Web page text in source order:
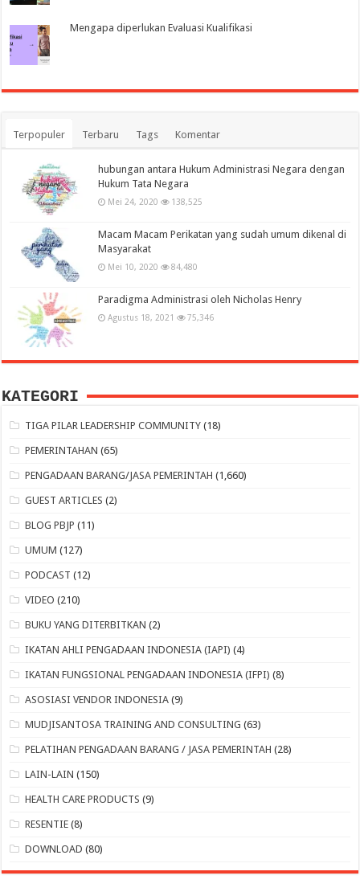
Mengapa diperlukan Evaluasi Kualifikasi
Terpopuler Terbaru Tags Komentar
hubungan antara Hukum Administrasi Negara dengan
Hukum Tata Negara
Mei 24, 2020 138,525
Macam Macam Perikatan yang sudah umum dikenal di
Masyarakat
Mei 10, 2020 84,480
Paradigma Administrasi oleh Nicholas Henry
Agustus 18, 2021 75,346
KATEGORI
TIGA PILAR LEADERSHIP COMMUNITY (18)
PEMERINTAHAN (65)
PENGADAAN BARANG/JASA PEMERINTAH (1,660)
GUEST ARTICLES (2)
BLOG PBJP (11)
UMUM (127)
PODCAST (12)
VIDEO (210)
BUKU YANG DITERBITKAN (2)
IKATAN AHLI PENGADAAN INDONESIA (IAPI) (4)
IKATAN FUNGSIONAL PENGADAAN INDONESIA (IFPI) (8)
ASOSIASI VENDOR INDONESIA (9)
MUDJISANTOSA TRAINING AND CONSULTING (63)
PELATIHAN PENGADAAN BARANG / JASA PEMERINTAH (28)
LAIN-LAIN (150)
HEALTH CARE PRODUCTS (9)
RESENTIE (8)
DOWNLOAD (80)